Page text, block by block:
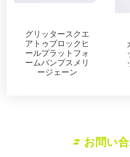
グリッタースクエ
アトゥブロックヒ
ールプラットフォ
ームパンプスメリ
ージェーン
お問い